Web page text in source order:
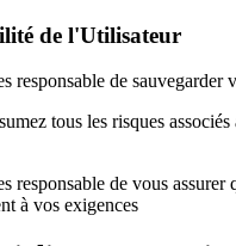
de l'Utilisateur
responsable de sauvegarder
tous les risques
responsable de vous assurer
à vos exigences